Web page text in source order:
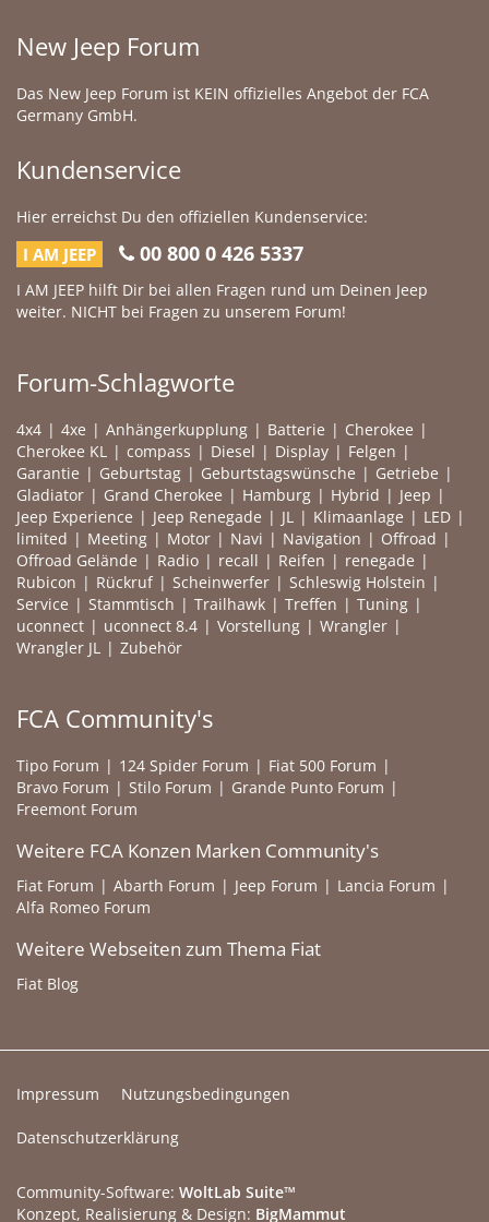
New Jeep Forum
Das New Jeep Forum ist KEIN offizielles Angebot der FCA
Germany GmbH.
Kundenservice
Hier erreichst Du den offiziellen Kundenservice:
I AM JEEP 00 800 0 426 5337
I AM JEEP hilft Dir bei allen Fragen rund um Deinen Jeep
weiter. NICHT bei Fragen zu unserem Forum!
Forum-Schlagworte
4x4 4xe Anhängerkupplung Batterie
Cherokee
Cherokee KL
compass Diesel Display
Felgen
Garantie
Geburtstag Geburtstagswünsche
Getriebe
Gladiator
Grand Cherokee Hamburg Hybrid
Jeep
Jeep Experience
Jeep Renegade JL Klimaanlage
LED
limited
Meeting Motor Navi Navigation
Offroad
Offroad Gelände
Radio recall Reifen
renegade
Rubicon
Rückruf Scheinwerfer
Schleswig Holstein
Service
Stammtisch Trailhawk Treffen
Tuning
uconnect
uconnect 8.4 Vorstellung
Wrangler
Wrangler JL
Zubehör
FCA Community's
Tipo Forum 124 Spider Forum
Fiat 500 Forum
Bravo Forum
Stilo Forum
Grande Punto Forum
Freemont Forum
Weitere FCA Konzen Marken Community's
Fiat Forum Abarth Forum Jeep Forum
Lancia Forum
Alfa Romeo Forum
Weitere Webseiten zum Thema Fiat
Fiat Blog
Impressum Nutzungsbedingungen
Datenschutzerklärung
Community-Software: WoltLab Suite™
Konzept, Realisierung & Design: BigMammut